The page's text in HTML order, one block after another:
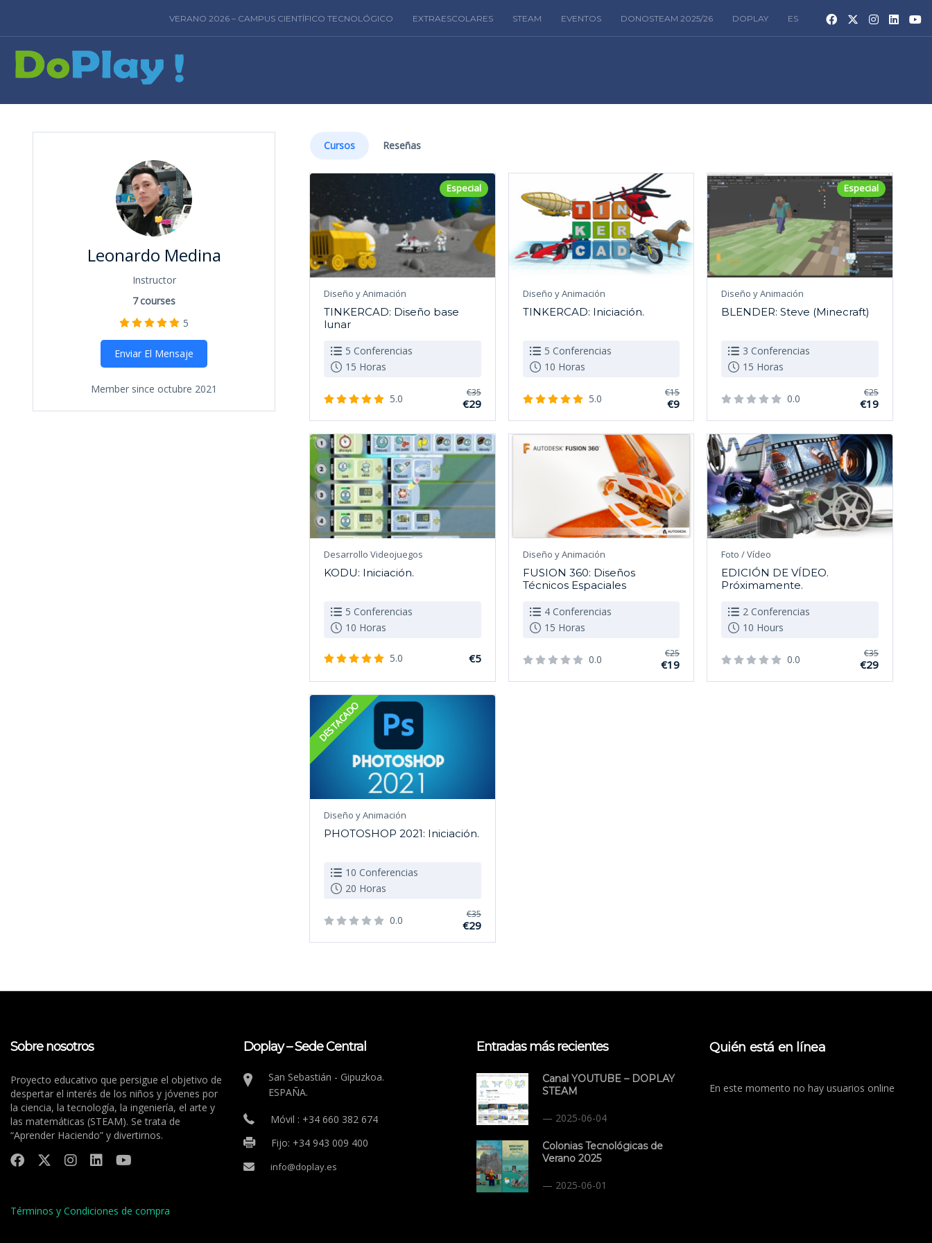
VERANO 2026 – CAMPUS CIENTÍFICO TECNOLÓGICO EXTRAESCOLARES STEAM EVENTOS DONOSTEAM 2025/26 DOPLAY ES
Leonardo Medina
Instructor
7courses
5
Enviar El Mensaje
Member since octubre 2021
Cursos Reseñas
Especial
Diseño y Animación
TINKERCAD: Diseño base
lunar
5 Conferencias
15 Horas
5.0 €35
€29
Diseño y Animación
TINKERCAD: Iniciación.
5 Conferencias
10 Horas
5.0 €15
€9
Especial
Diseño y Animación
BLENDER: Steve (Minecraft)
3 Conferencias
15 Horas
0.0 €25
€19
Desarrollo Videojuegos
KODU: Iniciación.
5 Conferencias
10 Horas
5.0 €5
Diseño y Animación
FUSION 360: Diseños
Técnicos Espaciales
4 Conferencias
15 Horas
0.0 €25
€19
Foto / Vídeo
EDICIÓN DE VÍDEO.
Próximamente.
2 Conferencias
10 Hours
0.0 €35
€29
DESTACADO
Diseño y Animación
PHOTOSHOP 2021: Iniciación.
10 Conferencias
20 Horas
0.0 €35
€29
Sobre nosotros
Proyecto educativo que persigue el objetivo de
despertar el interés de los niños y jóvenes por
la ciencia, la tecnología, la ingeniería, el arte y
las matemáticas (STEAM). Se trata de
“Aprender Haciendo” y divertirnos.
Doplay – Sede Central
San Sebastián - Gipuzkoa.
ESPAÑA.
Móvil : +34 660 382 674
Fijo: +34 943 009 400
info@doplay.es
Entradas más recientes
Canal YOUTUBE – DOPLAY
STEAM
2025-06-04
Colonias Tecnológicas de
Verano 2025
2025-06-01
Quién está en línea
En este momento no hay usuarios online
Términos y Condiciones de compra